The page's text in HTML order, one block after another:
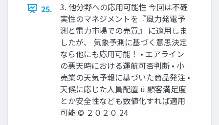
25.
3. 他分野への応⽤可能性 今回は不確
実性のマネジメントを『⾵⼒発電予
測と電⼒市場での売買』 に適⽤しま
したが、 気象予測に基づく意思決定
なら他にも応⽤可能！ • エアライン
の悪天時における運航可否判断 • ⼩
売業の天気予報に基づいた商品発注 •
天候に応じた⼈員配置 ü 顧客満⾜度
とか安全性なども数値化すれば適⽤
可能 © ２０２０ 24